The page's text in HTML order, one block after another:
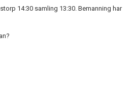
14:30 samling 13:30. Bemanning har